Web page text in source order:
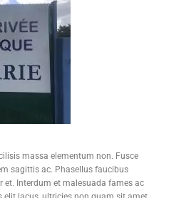
massa elementum non. Fusce
sagittis ac. Phasellus faucibus
et. Interdum et malesuada fames ac